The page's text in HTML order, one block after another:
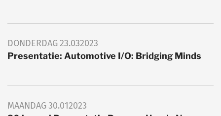
DONDERDAG23.032023
Presentatie: Automotive I/O: Bridging Minds
MAANDAG30.012023